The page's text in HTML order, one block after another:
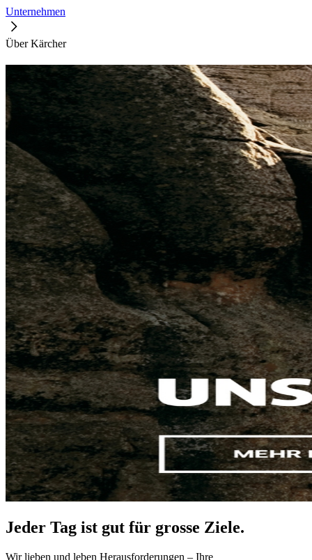
Unternehmen
Über Kärcher
Jeder Tag ist gut für grosse Ziele.
Wir lieben und leben Herausforderungen – Ihre